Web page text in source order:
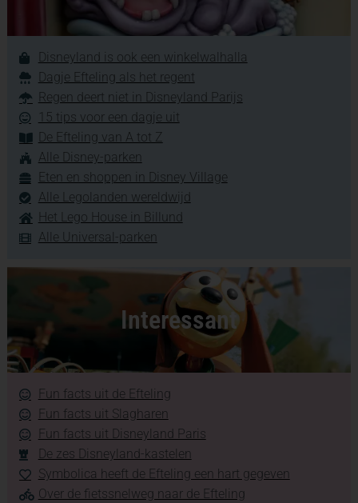
Disneyland is ook een winkelwalhalla
Dagje Efteling als het regent
Regen deert niet in Disneyland Parijs
15 tips voor een dagje uit
De Efteling van A tot Z
Alle Disney-parken
Eten en shoppen in Disney Village
Alle Legolanden wereldwijd
Het Lego House in Billund
Alle Universal-parken
Interessant
Fun facts uit de Efteling
Fun facts uit Slagharen
Fun facts uit Disneyland Paris
De zes Disneyland-kastelen
Symbolica heeft de Efteling een hart gegeven
Over de fietssnelweg naar de Efteling